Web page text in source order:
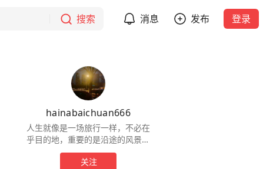
搜索 消息 发布 登录
hainabaichuan666
人生就像是一场旅行一样，不必在
乎目的地，重要的是沿途的风景以
及看风景的心情。
关注